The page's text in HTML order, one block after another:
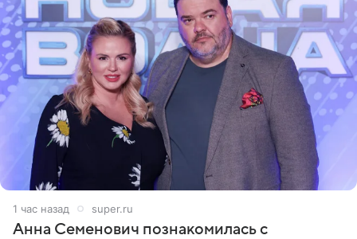
1 час назад super.ru
Анна Семенович познакомилась с